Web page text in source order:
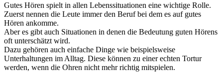
Gutes Hören spielt in allen Lebenssituationen eine wichtige Rolle.
Zuerst nennen die Leute immer den Beruf bei dem es auf gutes
Hören ankomme.
Aber es gibt auch Situationen in denen die Bedeutung guten Hörens
oft unterschätzt wird.
Dazu gehören auch einfache Dinge wie beispielsweise
Unterhaltungen im Alltag. Diese können zu einer echten Tortur
werden, wenn die Ohren nicht mehr richtig mitspielen.